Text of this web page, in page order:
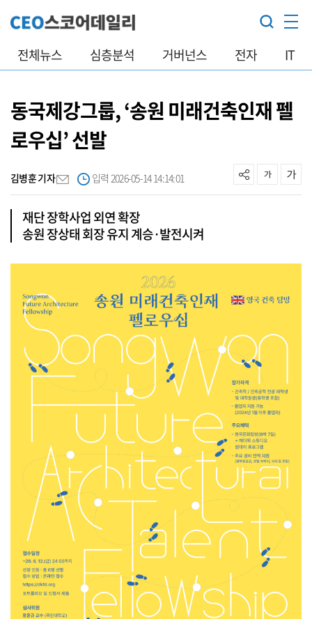
전체뉴스 심층분석 거버넌스 전자 IT
동국제강그룹, ‘송원 미래건축인재 펠
로우십’ 선발
김병훈 기자 입력 2026-05-14 14:14:01
재단 장학사업 외연 확장
송원 장상태 회장 유지 계승·발전시켜